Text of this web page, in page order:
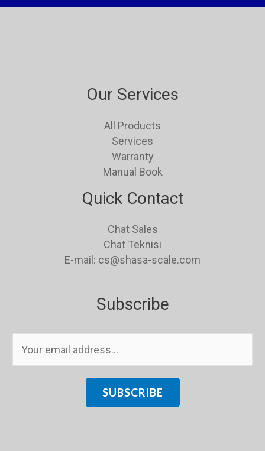
Our Services
All Products
Services
Warranty
Manual Book
Quick Contact
Chat Sales
Chat Teknisi
E-mail: cs@shasa-scale.com
Subscribe
SUBSCRIBE